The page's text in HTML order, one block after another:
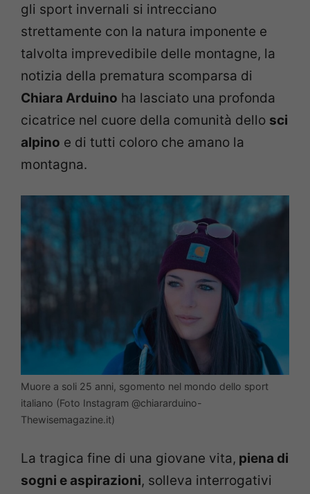
gli sport invernali si intrecciano
strettamente con la natura imponente e
talvolta imprevedibile delle montagne, la
notizia della prematura scomparsa di
Chiara Arduino ha lasciato una profonda
cicatrice nel cuore della comunità dello sci
alpino e di tutti coloro che amano la
montagna.
Muore a soli 25 anni, sgomento nel mondo dello sport
italiano (Foto Instagram @chiararduino-
Thewisemagazine.it)
La tragica fine di una giovane vita, piena di
sogni e aspirazioni, solleva interrogativi